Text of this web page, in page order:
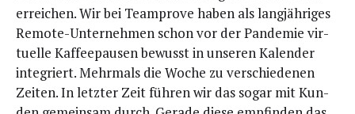
errei­chen. Wir bei Team­pro­ve haben als lang­jäh­ri­ges
Remo­te-Unter­neh­men schon vor der Pan­de­mie vir­
tu­el­le Kaf­fee­pau­sen bewusst in unse­ren Kalen­der
inte­griert. Mehr­mals die Woche zu ver­schie­de­nen
Zei­ten. In letz­ter Zeit füh­ren wir das sogar mit Kun­